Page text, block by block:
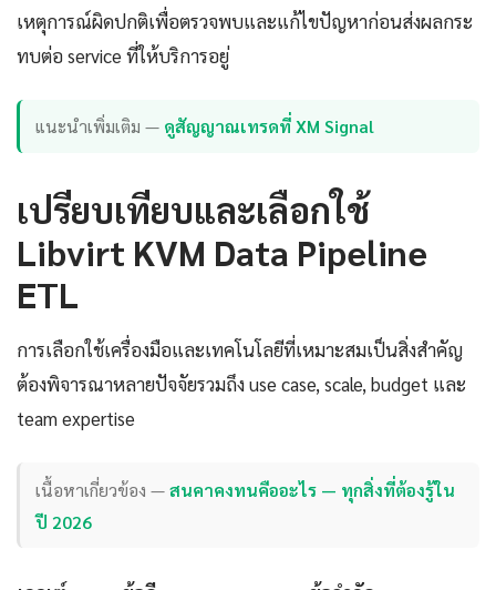
เหตุการณ์ผิดปกติเพื่อตรวจพบและแก้ไขปัญหาก่อนส่งผลกระ
ทบต่อ service ที่ให้บริการอยู่
แนะนำเพิ่มเติม — ดูสัญญาณเทรดที่ XM Signal
เปรียบเทียบและเลือกใช้
Libvirt KVM Data Pipeline
ETL
การเลือกใช้เครื่องมือและเทคโนโลยีที่เหมาะสมเป็นสิ่งสำคัญ
ต้องพิจารณาหลายปัจจัยรวมถึง use case, scale, budget และ
team expertise
เนื้อหาเกี่ยวข้อง —สนคาคงทนคืออะไร — ทุกสิ่งที่ต้องรู้ใน
ปี 2026